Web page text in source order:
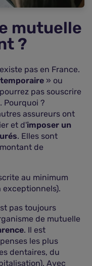
mutuelle
?
pas en France.
» ou
pas souscrire
. Pourquoi ?
assureurs ont
et d'imposer un
. Elles sont
de
au minimum
exceptionnels).
pas toujours
de mutuelle
. Il est
les plus
dentaires, du
Avec